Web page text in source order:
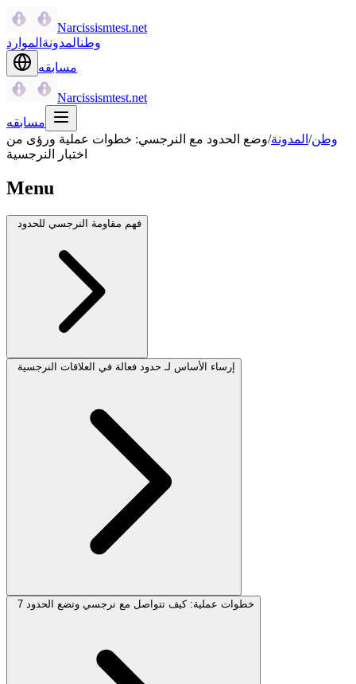
Narcissismtest.net
وطنالمدونة الموارد
مسابقه
Narcissismtest.net
مسابقه
وطن/ المدونة/وضع الحدود مع النرجسي: خطوات عملية ورؤى من
اختبار النرجسية
Menu
فهم مقاومة النرجسي للحدود
إرساء الأساس لـ حدود فعالة في العلاقات النرجسية
7 خطوات عملية: كيف تتواصل مع نرجسي وتضع الحدود